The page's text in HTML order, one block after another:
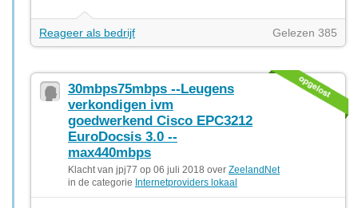
Reageer als bedrijf Gelezen 385
30mbps75mbps --Leugens
verkondigen ivm
goedwerkend Cisco EPC3212
EuroDocsis 3.0 --
max440mbps
Klacht van jpj77 op 06 juli 2018 over ZeelandNet
in de categorie Internetproviders lokaal